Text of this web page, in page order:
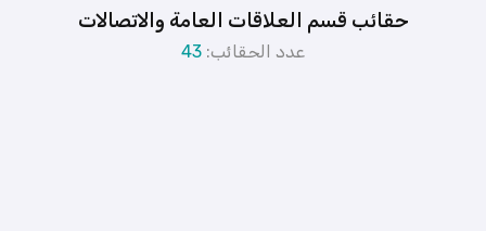
حقائب قسم العلاقات العامة والاتصالات
عدد الحقائب: 43